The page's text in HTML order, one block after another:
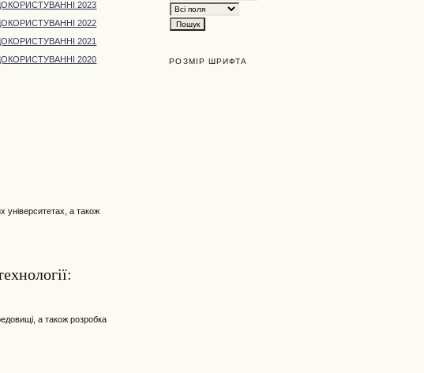
РОЗМІР ШРИФТА
2023
2022
2021
2020
університетах, а також
а також розробка